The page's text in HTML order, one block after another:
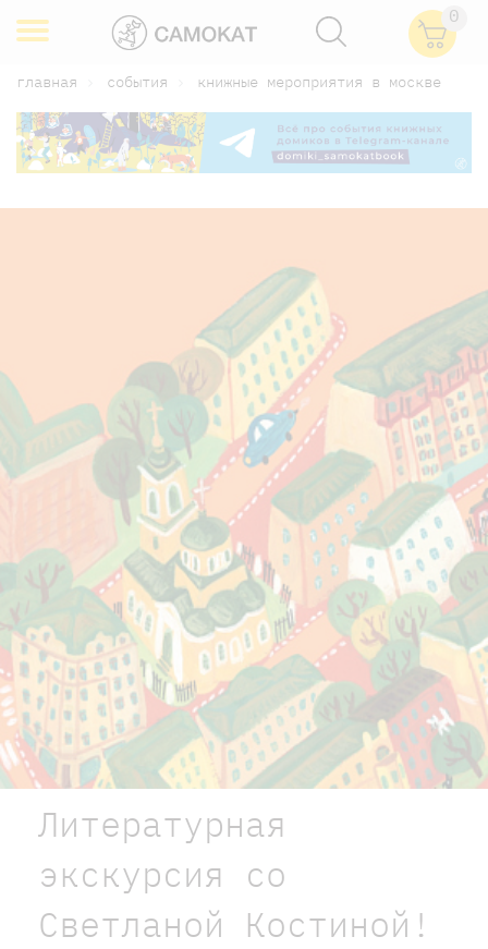
0
главная события книжные мероприятия в москве
Литературная
экскурсия со
Светланой Костиной!